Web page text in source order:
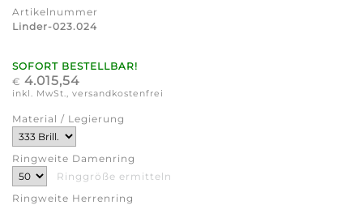
Artikelnummer
Linder-023.024
SOFORT BESTELLBAR!
€ 4.015,54
inkl. MwSt., versandkostenfrei
Material / Legierung
Ringweite Damenring
Ringgröße ermitteln
Ringweite Herrenring